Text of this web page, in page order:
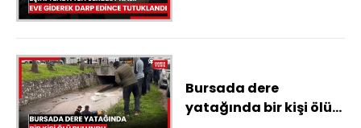
Bursada dere
yatağında bir kişi ölü